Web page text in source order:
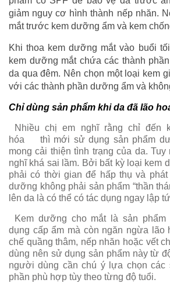
giảm nguy cơ hình thành nếp nhăn.
mắt trước kem dưỡng ẩm và kem
Khi thoa kem dưỡng mắt vào buổi
kem dưỡng mắt chứa các thành
da qua đêm. Nên chọn một loại kem
với các thành phần dưỡng ẩm và
Chỉ dùng sản phẩm khi da đã lão
Nhiều chị em nghĩ rằng chỉ đến
hóa
thì mới sử dụng sản phẩm
mong cải thiện tình trạng của da.
nghĩ khá sai lầm. Bởi bất kỳ loại kem
phải có thời gian để hấp thụ và
dưỡng không phải sản phẩm “thần
lên da là có thể có tác dụng ngay lập
Kem dưỡng cho mắt là sản phẩm
dụng cấp ẩm mà còn ngăn ngừa lão
chế quầng thâm, nếp nhăn hoặc vết
dùng nên sử dụng sản phẩm này từ
người dùng cần chú ý lựa chọn các
phần phù hợp tùy theo từng độ tuổi.